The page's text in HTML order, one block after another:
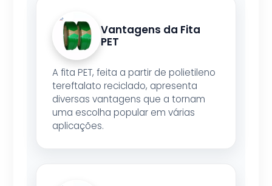
Vantagens da Fita
PET
A fita PET, feita a partir de polietileno
tereftalato reciclado, apresenta
diversas vantagens que a tornam
uma escolha popular em várias
aplicações.